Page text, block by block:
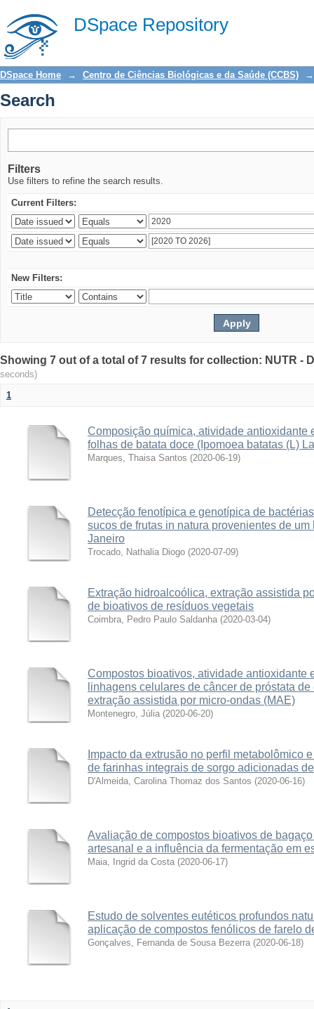
DSpace Repository
Search
DSpace Home → Centro de Ciências Biológicas e da Saúde (CCBS) →
Search
Filters
Use filters to refine the search results.
Current Filters:
New Filters:
Showing 7 out of a total of 7 results for collection: NUTR -
seconds)
1
Composição química, atividade antioxidante
folhas de batata doce (Ipomoea batatas (L)
Marques, Thaisa Santos (2020-06-19)
Detecção fenotípica e genotípica de
sucos de frutas in natura provenientes de
Janeiro
Trocado, Nathalia Diogo (2020-07-09)
Extração hidroalcoólica, extração assistida
de bioativos de resíduos vegetais
Coimbra, Pedro Paulo Saldanha (2020-03-04)
Compostos bioativos, atividade antioxidante
linhagens celulares de câncer de próstata
extração assistida por micro-ondas (MAE)
Montenegro, Júlia (2020-06-20)
Impacto da extrusão no perfil metabolômico
de farinhas integrais de sorgo adicionadas
D'Almeida, Carolina Thomaz dos Santos (2020-06-16)
Avaliação de compostos bioativos de
artesanal e a influência da fermentação em
Maia, Ingrid da Costa (2020-06-17)
Estudo de solventes eutéticos profundos
aplicação de compostos fenólicos de farelo
Gonçalves, Fernanda de Sousa Bezerra (2020-06-18)